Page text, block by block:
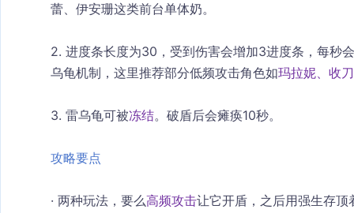
蕾、伊安珊这类前台单体奶。
2. 进度条长度为30，受到伤害会增加3进度条，每秒
乌龟机制，这里推荐部分低频攻击角色如玛拉妮、收
3. 雷乌龟可被冻结。破盾后会瘫痪10秒。
攻略要点
· 两种玩法，要么高频攻击让它开盾，之后用强生存